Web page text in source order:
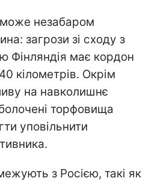
незабаром
загрози зі сходу з
Фінляндія має кордон
кілометрів. Окрім
на навколишнє
торфовища
уповільнити
з Росією, такі як